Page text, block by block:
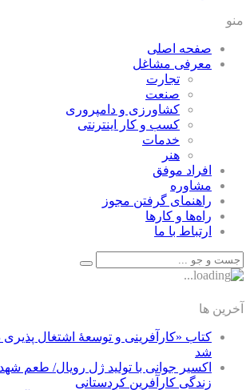
منو
صفحه اصلی
معرفی مشاغل
تجارت
صنعت
كشاورزی و دامپروری
كسب و كار اينترنتی
خدمات
هنر
افراد موفق
مشاوره
راهنمای گرفتن مجوز
راه‌ها و كارها
ارتباط با ما
آخرین ها
کتاب «کارآفرینی و توسعۀ اشتغال پذیری
شد
اکسیر جوانی با تولید ژل رویال/ طعم
زندگی کارآفرین کردستانی